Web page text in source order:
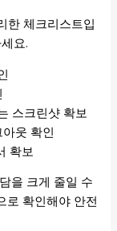
한 체크리스트입
요.
스크린샷 확보
웃 확인
확보
을 크게 줄일 수
로 확인해야 안전